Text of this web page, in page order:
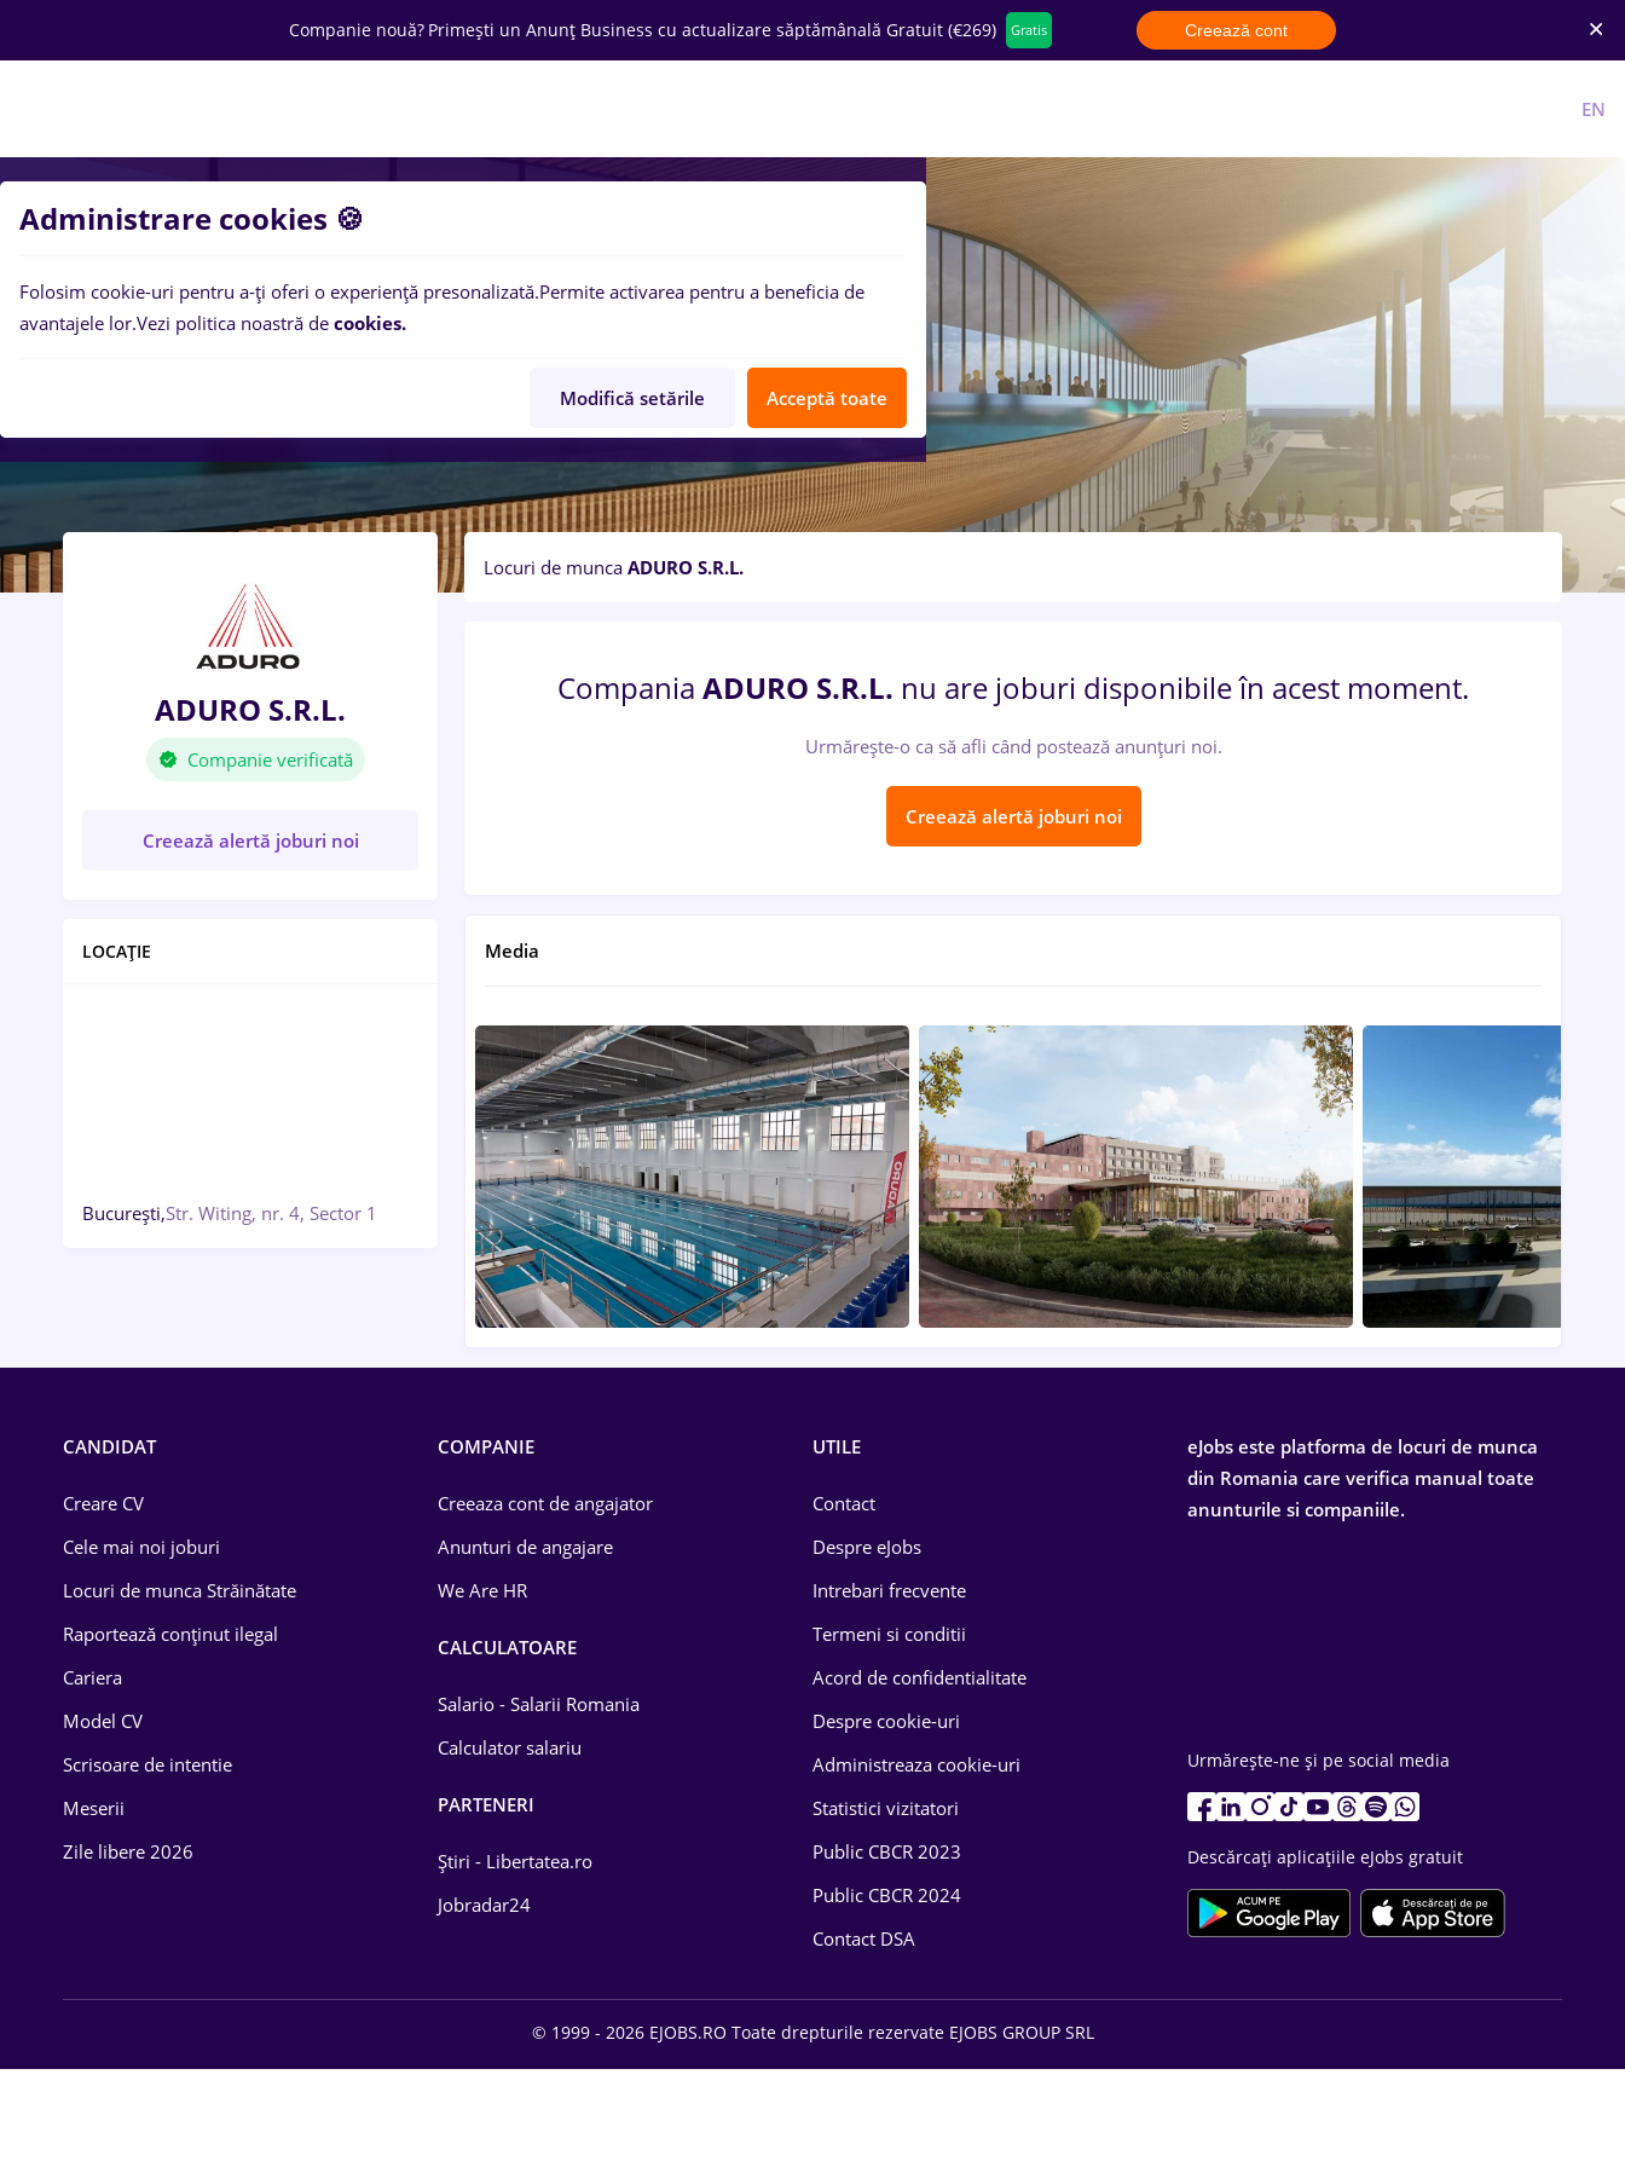
Companie nouă? Primești un Anunț Business cu actualizare săptămânală Gratuit (€269) Gratis Creează cont
EN
ADURO S.R.L.
Companie verificată
Creează alertă joburi noi
LOCAȚIE
București,Str. Witing, nr. 4, Sector 1
Locuri de munca ADURO S.R.L.
Compania ADURO S.R.L. nu are joburi disponibile în acest moment.
Urmărește-o ca să afli când postează anunțuri noi.
Creează alertă joburi noi
Media
CANDIDAT
Creare CV
Cele mai noi joburi
Locuri de munca Străinătate
Raportează conținut ilegal
Cariera
Model CV
Scrisoare de intentie
Meserii
Zile libere 2026
COMPANIE
Creeaza cont de angajator
Anunturi de angajare
We Are HR
CALCULATOARE
Salario - Salarii Romania
Calculator salariu
PARTENERI
Știri - Libertatea.ro
Jobradar24
UTILE
Contact
Despre eJobs
Intrebari frecvente
Termeni si conditii
Acord de confidentialitate
Despre cookie-uri
Administreaza cookie-uri
Statistici vizitatori
Public CBCR 2023
Public CBCR 2024
Contact DSA
eJobs este platforma de locuri de munca
din Romania care verifica manual toate
anunturile si companiile.
Urmărește-ne și pe social media
Descărcați aplicațiile eJobs gratuit
© 1999 - 2026 EJOBS.RO Toate drepturile rezervate EJOBS GROUP SRL
Administrare cookies 🍪
Folosim cookie-uri pentru a-ți oferi o experiență presonalizată.Permite activarea pentru a beneficia de
avantajele lor.Vezi politica noastră de cookies.
Modifică setările Acceptă toate